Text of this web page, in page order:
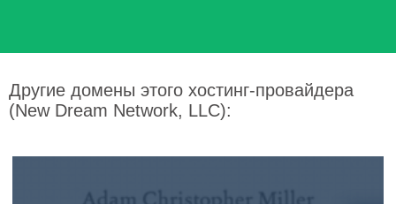
Другие домены этого хостинг-провайдера
(New Dream Network, LLC):